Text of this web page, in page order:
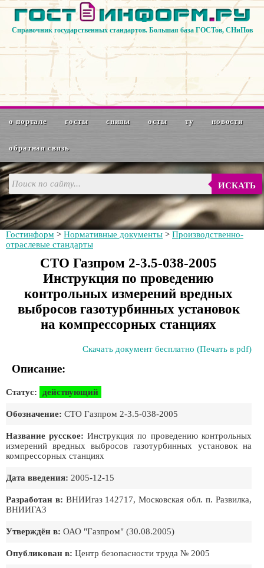
Справочник государственных стандартов. Большая база ГОСТов, СНиПов
о портале госты снипы осты ту новости
обратная связь
ИСКАТЬ
Гостинформ > Нормативные документы > Производственно-
отраслевые стандарты
СТО Газпром 2-3.5-038-2005
Инструкция по проведению
контрольных измерений вредных
выбросов газотурбинных установок
на компрессорных станциях
Скачать документ бесплатно (Печать в pdf)
Описание:
Статус: действующий
Обозначение: СТО Газпром 2-3.5-038-2005
Название русское: Инструкция по проведению контрольных
измерений вредных выбросов газотурбинных установок на
компрессорных станциях
Дата введения: 2005-12-15
Разработан в: ВНИИгаз 142717, Московская обл. п. Развилка,
ВНИИГАЗ
Утверждён в: ОАО "Газпром" (30.08.2005)
Опубликован в: Центр безопасности труда № 2005